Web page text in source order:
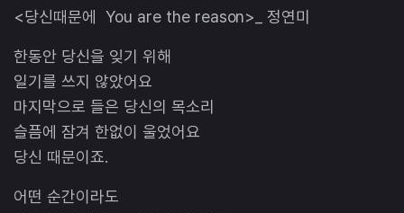
<당신때문에 You are the reason>_ 정연미
한동안 당신을 잊기 위해
일기를 쓰지 않았어요
마지막으로 들은 당신의 목소리
슬픔에 잠겨 한없이 울었어요
당신 때문이죠.
어떤 순간이라도